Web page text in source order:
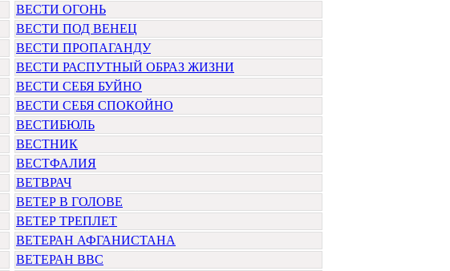
ВЕСТИ ОГОНЬ
ВЕСТИ ПОД ВЕНЕЦ
ВЕСТИ ПРОПАГАНДУ
ВЕСТИ РАСПУТНЫЙ ОБРАЗ ЖИЗНИ
ВЕСТИ СЕБЯ БУЙНО
ВЕСТИ СЕБЯ СПОКОЙНО
ВЕСТИБЮЛЬ
ВЕСТНИК
ВЕСТФАЛИЯ
ВЕТВРАЧ
ВЕТЕР В ГОЛОВЕ
ВЕТЕР ТРЕПЛЕТ
ВЕТЕРАН АФГАНИСТАНА
ВЕТЕРАН ВВС